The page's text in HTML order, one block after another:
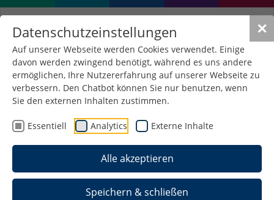
✕
Datenschutzeinstellungen
Auf unserer Webseite werden Cookies verwendet. Einige
davon werden zwingend benötigt, während es uns andere
ermöglichen, Ihre Nutzererfahrung auf unserer Webseite zu
verbessern. Den Chatbot können Sie nur benutzen, wenn
Sie den externen Inhalten zustimmen.
Essentiell Analytics Externe Inhalte
Alle akzeptieren
Speichern & schließen